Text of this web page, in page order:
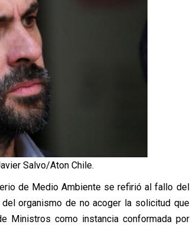
Salvo/Aton Chile.
de Medio Ambiente se refirió al fallo del
organismo de no acoger la solicitud que
Ministros como instancia conformada por